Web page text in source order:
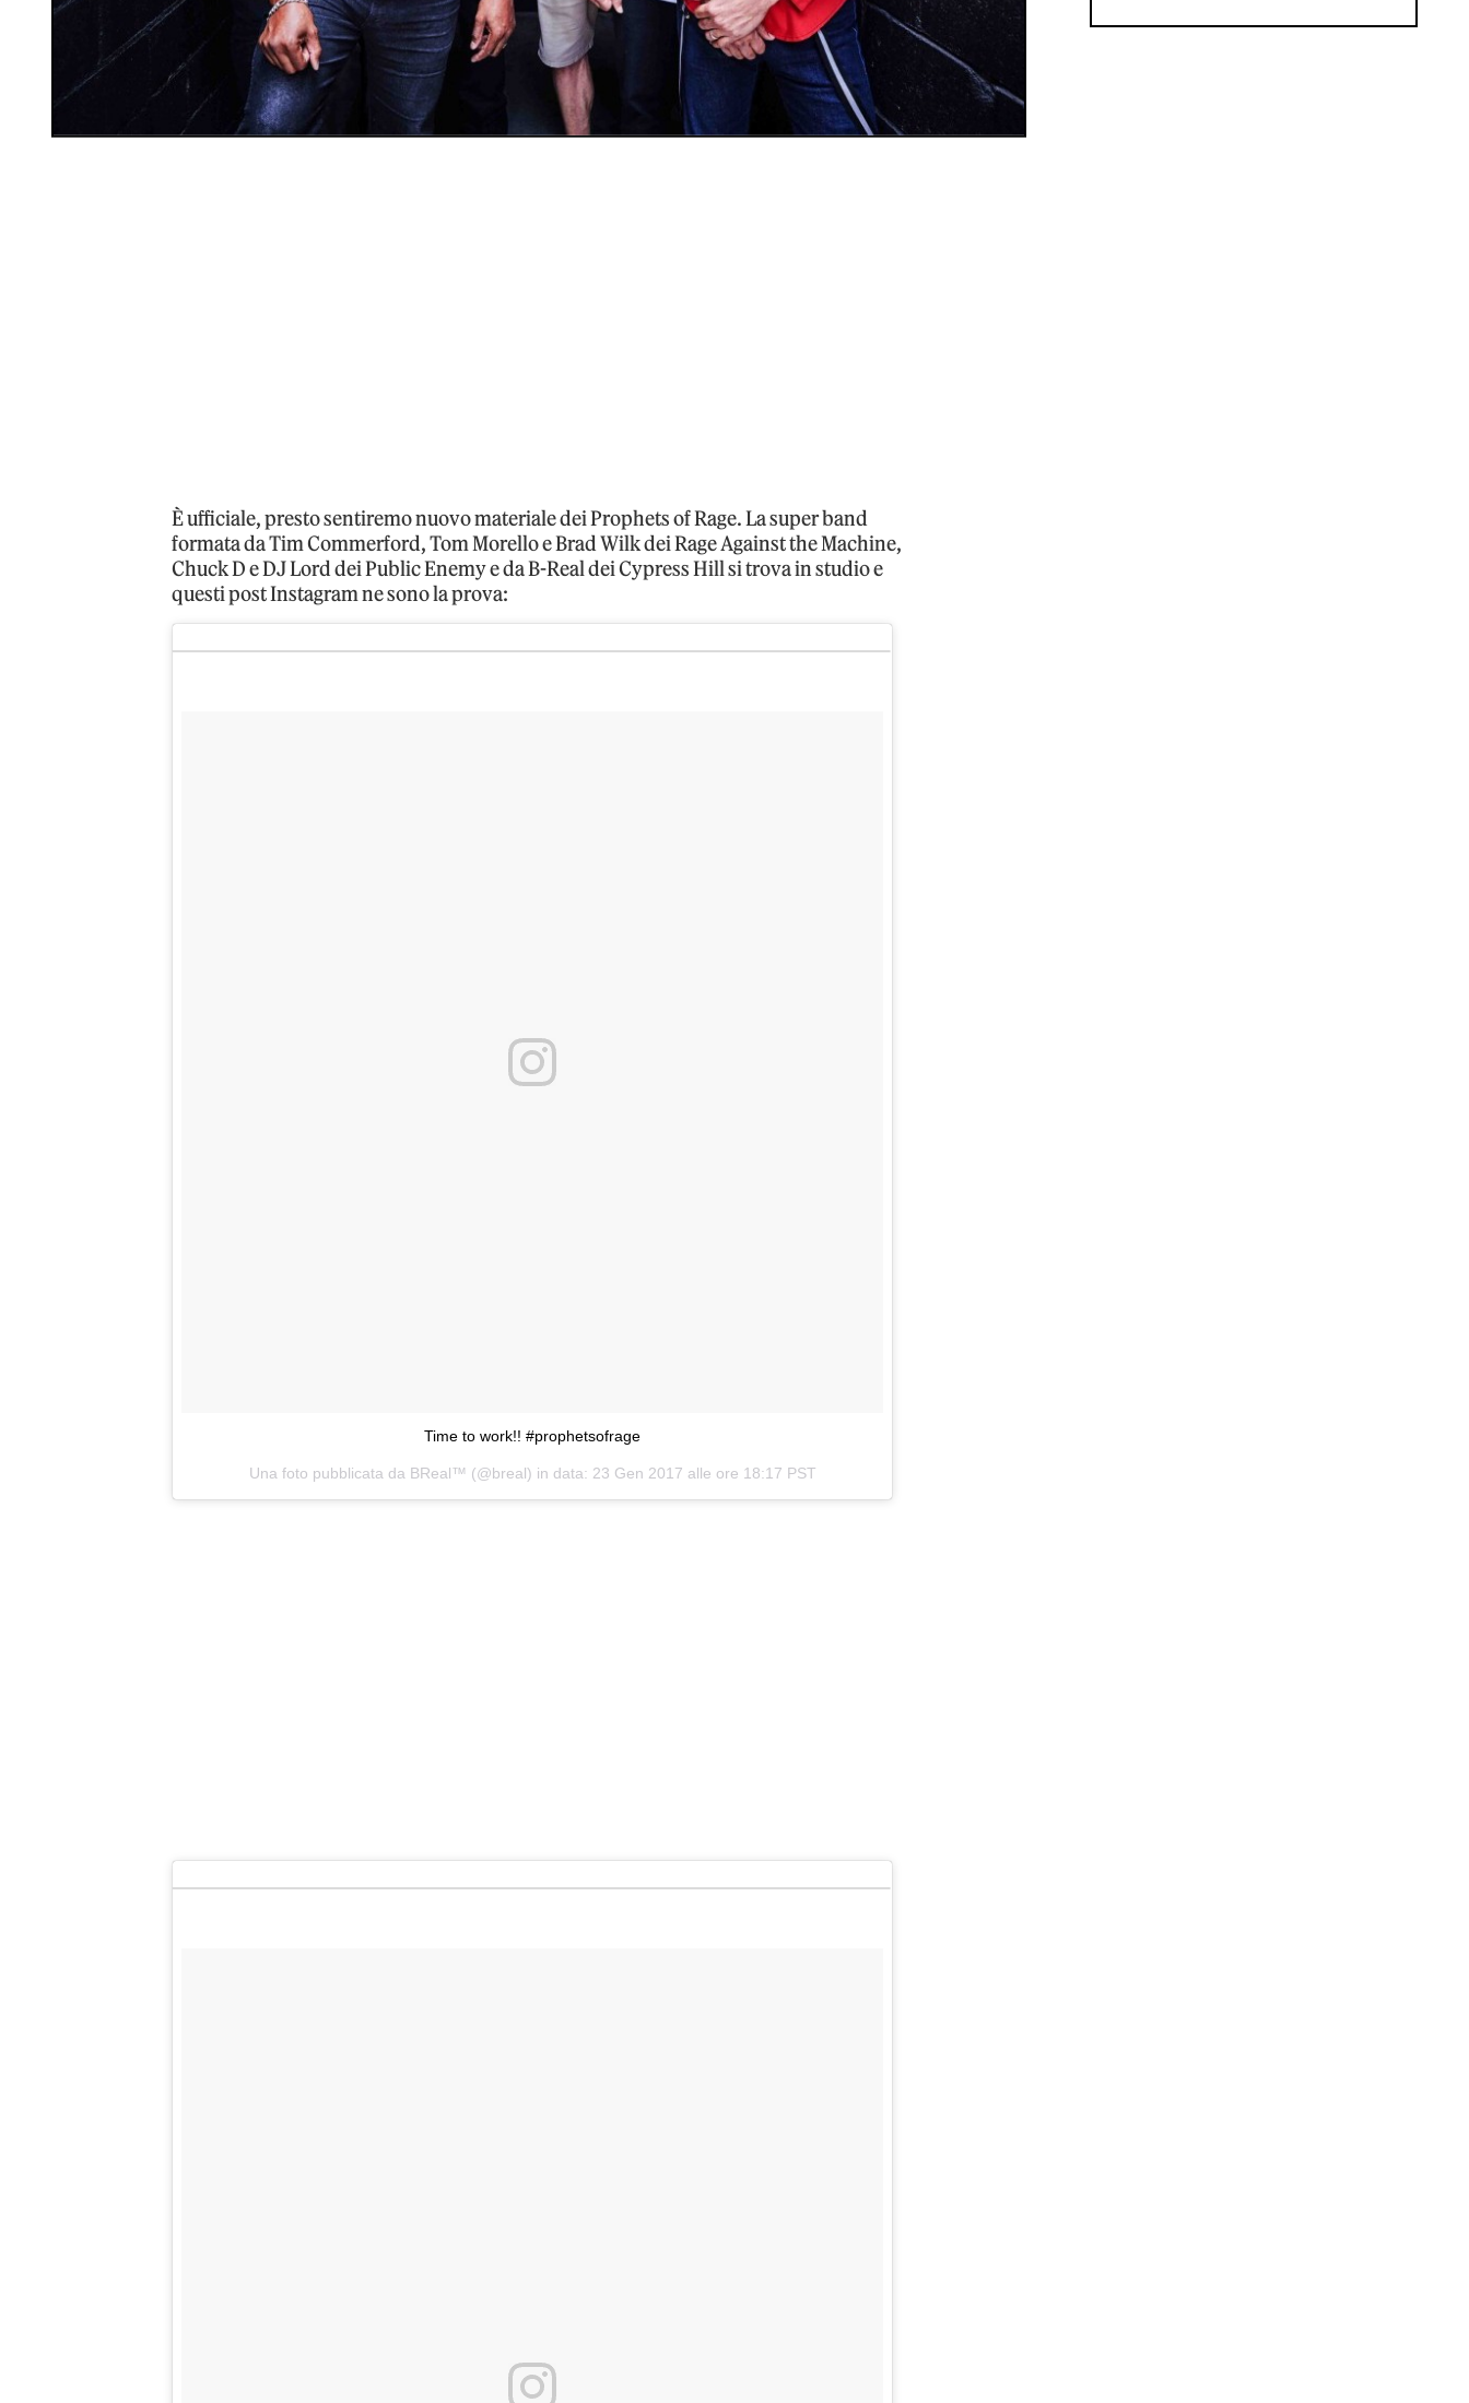
È ufficiale, presto sentiremo nuovo materiale dei Prophets of Rage. La super band
formata da Tim Commerford, Tom Morello e Brad Wilk dei Rage Against the Machine,
Chuck D e DJ Lord dei Public Enemy e da B-Real dei Cypress Hill si trova in studio e
questi post Instagram ne sono la prova:
Time to work!! #prophetsofrage
Una foto pubblicata da BReal™ (@breal) in data: 23 Gen 2017 alle ore 18:17 PST